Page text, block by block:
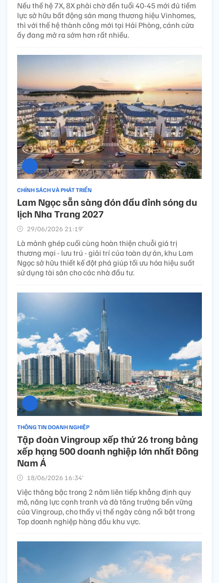
Nếu thế hệ 7X, 8X phải chờ đến tuổi 40-45 mới đủ tiềm
lực sở hữu bất động sản mang thương hiệu Vinhomes,
thì với thế hệ thành công mới tại Hải Phòng, cánh cửa
ấy đang mở ra sớm hơn rất nhiều.
CHÍNH SÁCH VÀ PHÁT TRIỂN
Lam Ngọc sẵn sàng đón đầu đỉnh sóng du
lịch Nha Trang 2027
29/06/2026 21:19’
Là mảnh ghép cuối cùng hoàn thiện chuỗi giá trị
thương mại - lưu trú - giải trí của toàn dự án, khu Lam
Ngọc sở hữu thiết kế đột phá giúp tối ưu hóa hiệu suất
sử dụng tài sản cho các nhà đầu tư.
THÔNG TIN DOANH NGHIỆP
Tập đoàn Vingroup xếp thứ 26 trong bảng
xếp hạng 500 doanh nghiệp lớn nhất Đông
Nam Á
18/06/2026 16:34’
Việc thăng bậc trong 2 năm liên tiếp khẳng định quy
mô, năng lực cạnh tranh và đà tăng trưởng bền vững
của Vingroup, cho thấy vị thế ngày càng nổi bật trong
Top doanh nghiệp hàng đầu khu vực.